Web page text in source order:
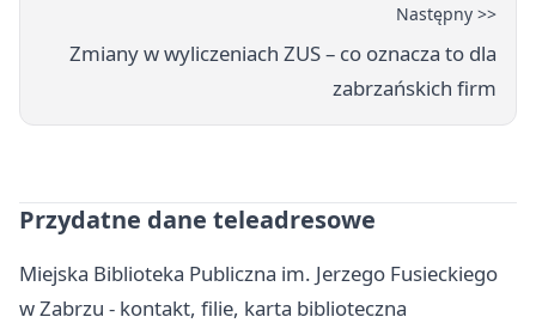
Następny >>
Zmiany w wyliczeniach ZUS – co oznacza to dla
zabrzańskich firm
Przydatne dane teleadresowe
Miejska Biblioteka Publiczna im. Jerzego Fusieckiego
w Zabrzu - kontakt, filie, karta biblioteczna